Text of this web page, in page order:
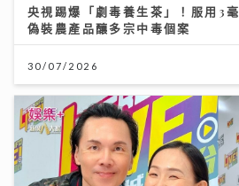
央視踢爆「劇毒養生茶」！服用3
偽裝農產品釀多宗中毒個案
30/07/2026